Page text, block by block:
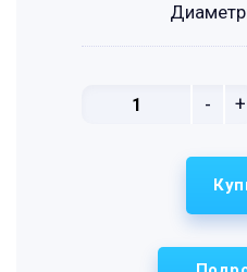
- +